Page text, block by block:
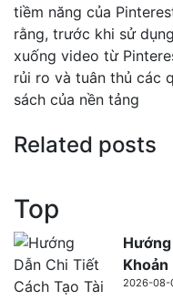
tiềm năng của
rằng, trước khi sử
xuống video từ
rủi ro và tuân thủ các
sách của nền tảng
Related posts
Top
2026-08-